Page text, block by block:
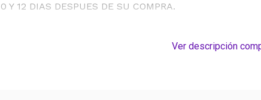
Y 12 DIAS DESPUES DE SU COMPRA.
Ver descripción